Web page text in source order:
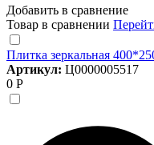
Добавить в сравнение
Товар в сравнении
Плитка зеркальная
Артикул: Ц0000005517
0 Р